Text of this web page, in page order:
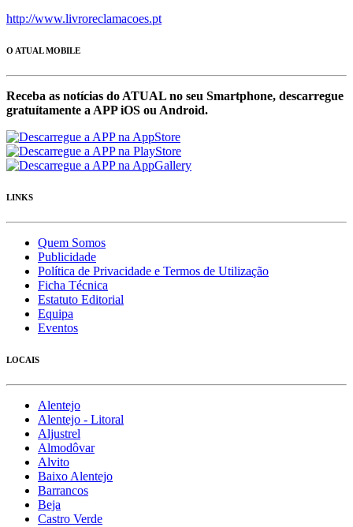
http://www.livroreclamacoes.pt
O ATUAL MOBILE
Receba as notícias do ATUAL no seu Smartphone, descarregue
gratuítamente a APP iOS ou Android.
LINKS
Quem Somos
Publicidade
Política de Privacidade e Termos de Utilização
Ficha Técnica
Estatuto Editorial
Equipa
Eventos
LOCAIS
Alentejo
Alentejo - Litoral
Aljustrel
Almodôvar
Alvito
Baixo Alentejo
Barrancos
Beja
Castro Verde